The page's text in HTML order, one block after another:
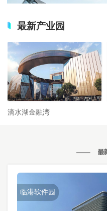
最新产业园
滴水湖金融湾
临港软件园